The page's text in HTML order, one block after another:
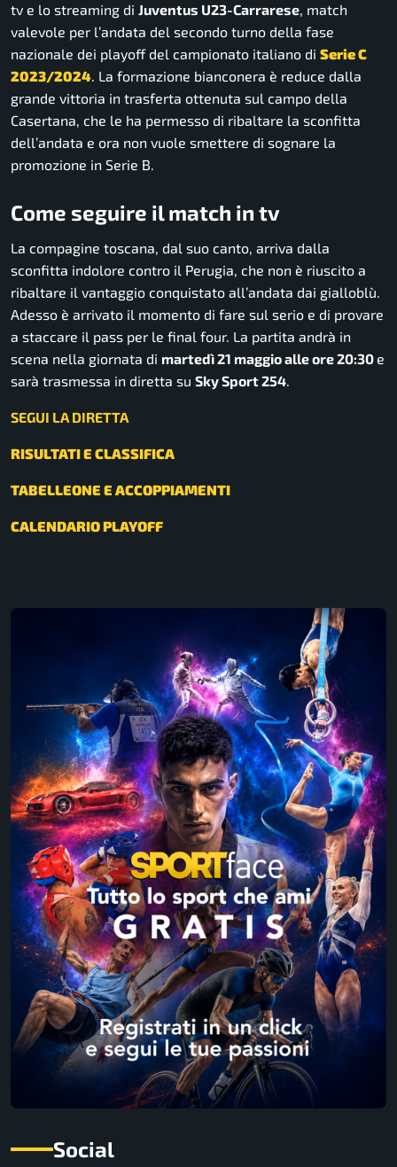
tv e lo streaming di Juventus U23-Carrarese, match
valevole per l’andata del secondo turno della fase
nazionale dei playoff del campionato italiano di Serie C
2023/2024. La formazione bianconera è reduce dalla
grande vittoria in trasferta ottenuta sul campo della
Casertana, che le ha permesso di ribaltare la sconfitta
dell’andata e ora non vuole smettere di sognare la
promozione in Serie B.
Come seguire il match in tv
La compagine toscana, dal suo canto, arriva dalla
sconfitta indolore contro il Perugia, che non è riuscito a
ribaltare il vantaggio conquistato all’andata dai gialloblù.
Adesso è arrivato il momento di fare sul serio e di provare
a staccare il pass per le final four. La partita andrà in
scena nella giornata di martedì 21 maggio alle ore 20:30e
sarà trasmessa in diretta su Sky Sport 254
SEGUI LA DIRETTA
RISULTATI E CLASSIFICA
TABELLEONE E ACCOPPIAMENTI
CALENDARIO PLAYOFF
Social